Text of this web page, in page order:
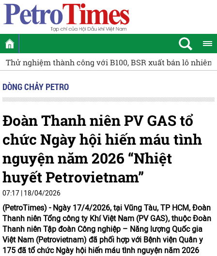
thành công với B100, BSR xuất bán lô nhiên liệu
DÒNG CHẢY PETRO
Đoàn Thanh niên PV GAS tổ
chức Ngày hội hiến máu tình
nguyện năm 2026 “Nhiệt
huyết Petrovietnam”
07:17 | 18/04/2026
(PetroTimes) - Ngày 17/4/2026, tại Vũng Tàu, TP HCM, Đoàn
Thanh niên Tổng công ty Khí Việt Nam (PV GAS), thuộc Đoàn
Thanh niên Tập đoàn Công nghiệp – Năng lượng Quốc gia
Việt Nam (Petrovietnam) đã phối hợp với Bệnh viện Quân y
175 đã tổ chức Ngày hội hiến máu tình nguyện năm 2026